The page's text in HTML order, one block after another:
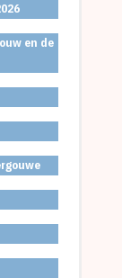
en de